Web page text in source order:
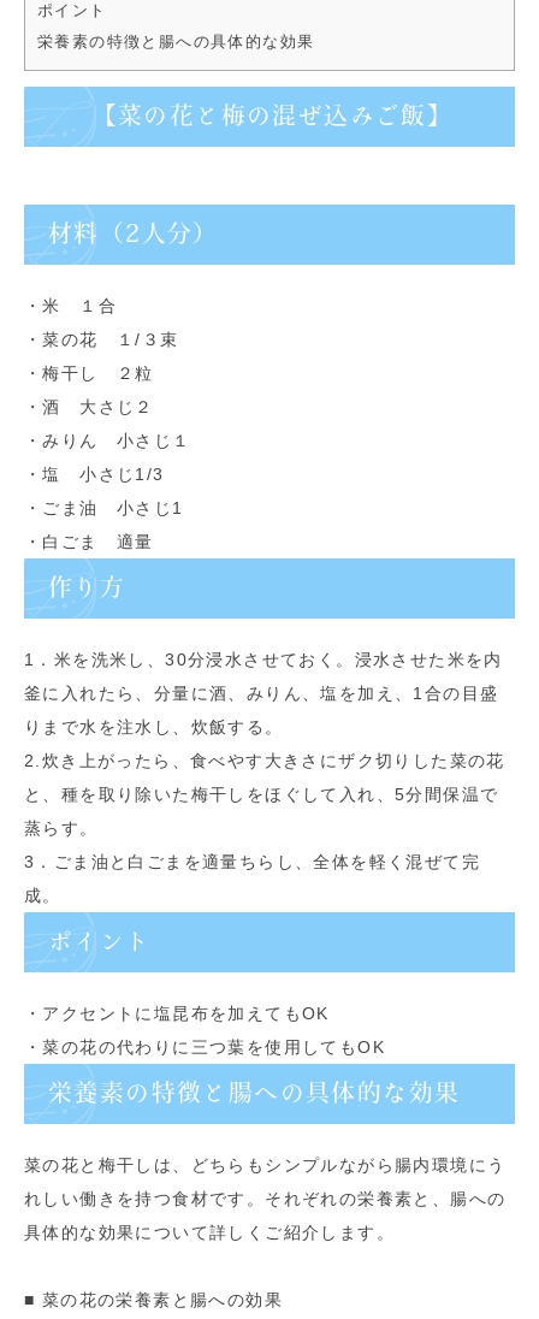
ポイント
栄養素の特徴と腸への具体的な効果
【菜の花と梅の混ぜ込みご飯】
材料（2人分）
・米 １合
・菜の花 １/３束
・梅干し ２粒
・酒 大さじ２
・みりん 小さじ１
・塩 小さじ1/3
・ごま油 小さじ1
・白ごま 適量
作り方
1．米を洗米し、30分浸水させておく。浸水させた米を内
釜に入れたら、分量に酒、みりん、塩を加え、1合の目盛
りまで水を注水し、炊飯する。
2.炊き上がったら、食べやす大きさにザク切りした菜の花
と、種を取り除いた梅干しをほぐして入れ、5分間保温で
蒸らす。
3．ごま油と白ごまを適量ちらし、全体を軽く混ぜて完
成。
ポイント
・アクセントに塩昆布を加えてもOK
・菜の花の代わりに三つ葉を使用してもOK
栄養素の特徴と腸への具体的な効果
菜の花と梅干しは、どちらもシンプルながら腸内環境にう
れしい働きを持つ食材です。それぞれの栄養素と、腸への
具体的な効果について詳しくご紹介します。
■ 菜の花の栄養素と腸への効果